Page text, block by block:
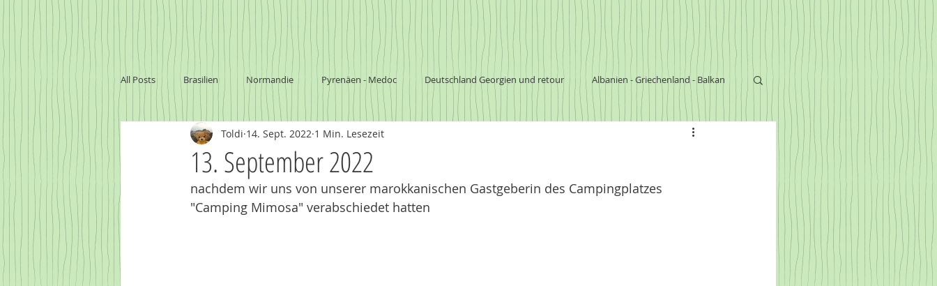
All Posts Brasilien Normandie Pyrenäen - Medoc Deutschland Georgien und retour Albanien - Griechenland - Balkan
Baltikum Namibia Südafrika
Sambia - Victoria Falls Uruguay Argentinien Chile Australien
13. September 2022
Toldi 14. Sept. 2022 1 Min. Lesezeit
nachdem wir uns von unserer marokkanischen Gastgeberin des Campingplatzes
"Camping Mimosa" verabschiedet hatten